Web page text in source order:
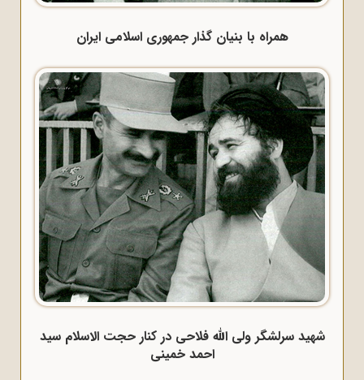
همراه با بنیان گذار جمهوری اسلامی ایران
شهید سرلشگر ولی الله فلاحی در کنار حجت الاسلام سید
احمد خمینی